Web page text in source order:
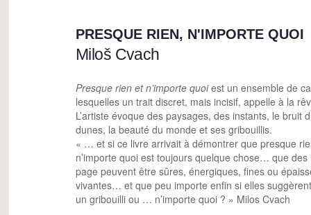
PRESQUE RIEN, N'IMPORTE QUOI
Miloš Cvach
Presque rien et n’importe quoiest un ensemble de
lesquelles un trait discret, mais incisif, appelle à la
L’artiste évoque des paysages, des instants, le bruit
dunes, la beauté du monde et ses gribouillis.
« … et si ce livre arrivait à démontrer que presque
n’importe quoi est toujours quelque chose… que
page peuvent être sûres, énergiques, fines ou
vivantes… et que peu importe enfin si elles
un gribouilli ou … n’importe quoi ? » Milos Cvach